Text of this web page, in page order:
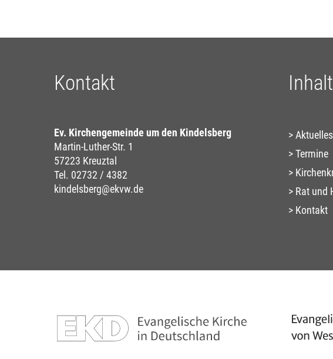
Kontakt
Ev. Kirchengemeinde um den Kindelsberg
Martin-Luther-Str. 1
57223 Kreuztal
Tel. 02732 / 4382
kindelsberg@ekvw.de
Inhalt
Aktuelles
Termine
Rat und
Kontakt